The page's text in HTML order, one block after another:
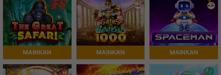
MAINKAN MAINKAN MAINKAN